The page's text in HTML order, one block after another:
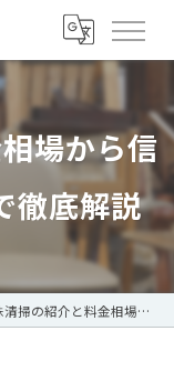
場から信
徹底解説
紹介と料金相場から信頼できる業者選びまで徹底解説